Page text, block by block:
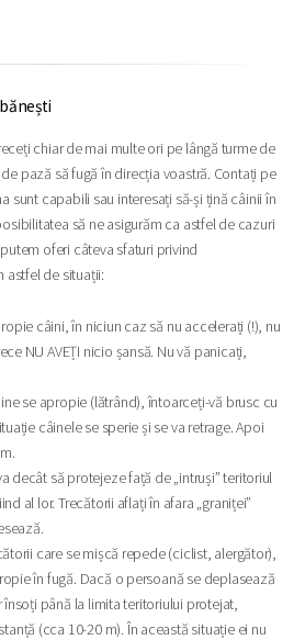
chiar de mai multe ori pe lângă turme de
pază să fugă în direcția voastră. Contați pe
sunt capabili sau interesați să-și țină câinii în
să ne asigurăm ca astfel de cazuri
oferi câteva sfaturi privind
de situații:
câini, în niciun caz să nu accelerați (!), nu
NU AVEȚI nicio șansă. Nu vă panicați,
se apropie (lătrând), întoarceți-vă brusc cu
câinele se sperie și se va retrage. Apoi
decât să protejeze față de „intruși” teritoriul
al lor. Trecătorii aflați în afara „graniței”
care se mișcă repede (ciclist, alergător),
în fugă. Dacă o persoană se deplasează
până la limita teritoriului protejat,
(cca 10-20 m). În această situație ei nu